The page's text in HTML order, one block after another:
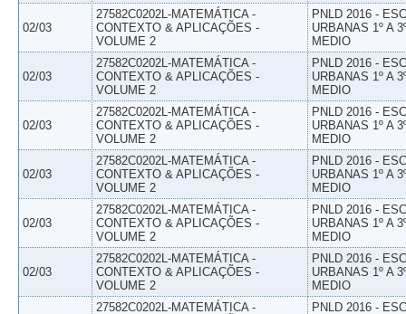
02/03
27582C0202L-MATEMÁTICA -
CONTEXTO & APLICAÇÕES -
VOLUME 2
PNLD 2016 -
URBANAS 1º A
MEDIO
02/03
27582C0202L-MATEMÁTICA -
CONTEXTO & APLICAÇÕES -
VOLUME 2
PNLD 2016 -
URBANAS 1º A
MEDIO
02/03
27582C0202L-MATEMÁTICA -
CONTEXTO & APLICAÇÕES -
VOLUME 2
PNLD 2016 -
URBANAS 1º A
MEDIO
02/03
27582C0202L-MATEMÁTICA -
CONTEXTO & APLICAÇÕES -
VOLUME 2
PNLD 2016 -
URBANAS 1º A
MEDIO
02/03
27582C0202L-MATEMÁTICA -
CONTEXTO & APLICAÇÕES -
VOLUME 2
PNLD 2016 -
URBANAS 1º A
MEDIO
02/03
27582C0202L-MATEMÁTICA -
CONTEXTO & APLICAÇÕES -
VOLUME 2
PNLD 2016 -
URBANAS 1º A
MEDIO
27582C0202L-MATEMÁTICA -
PNLD 2016 -